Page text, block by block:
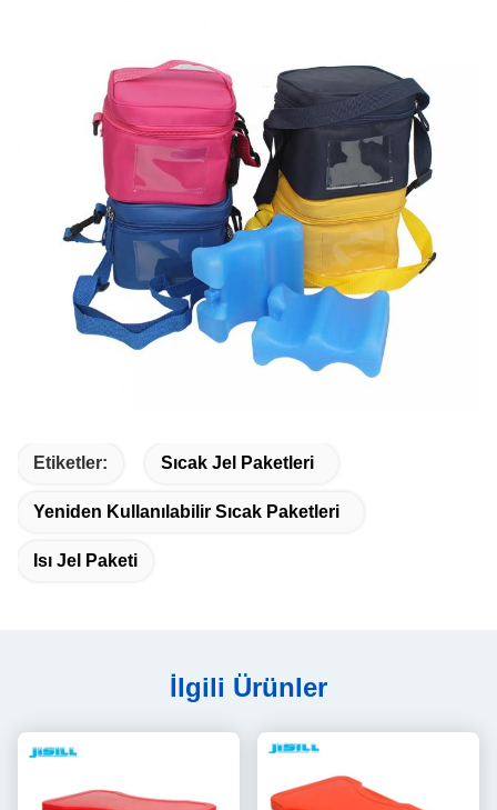
Etiketler: Sıcak Jel Paketleri
Yeniden Kullanılabilir Sıcak Paketleri
Isı Jel Paketi
İlgili Ürünler